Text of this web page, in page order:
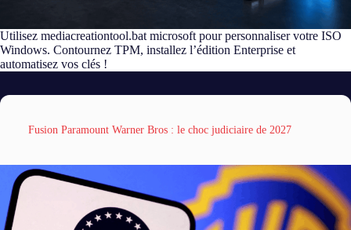
Utilisez mediacreationtool.bat microsoft pour personnaliser votre ISO
Windows. Contournez TPM, installez l’édition Enterprise et
automatisez vos clés !
Fusion Paramount Warner Bros : le choc judiciaire de 2027